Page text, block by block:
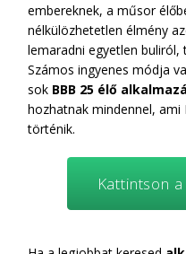
embereknek, a műsor
nélkülözhetetlen élmény
lemaradni egyetlen
Számos ingyenes módja
sok BBB 25 élő
hozhatnak mindennel, ami
történik.
Kattintson